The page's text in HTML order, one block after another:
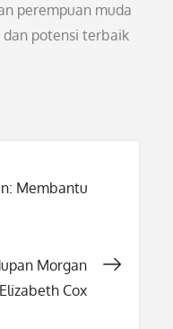
perempuan muda
potensi terbaik
Membantu
Morgan
Elizabeth Cox